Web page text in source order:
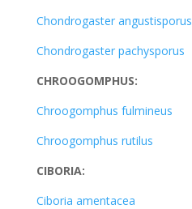
Chondrogaster angustisporus
Chondrogaster pachysporus
CHROOGOMPHUS:
Chroogomphus fulmineus
Chroogomphus rutilus
CIBORIA:
Ciboria amentacea